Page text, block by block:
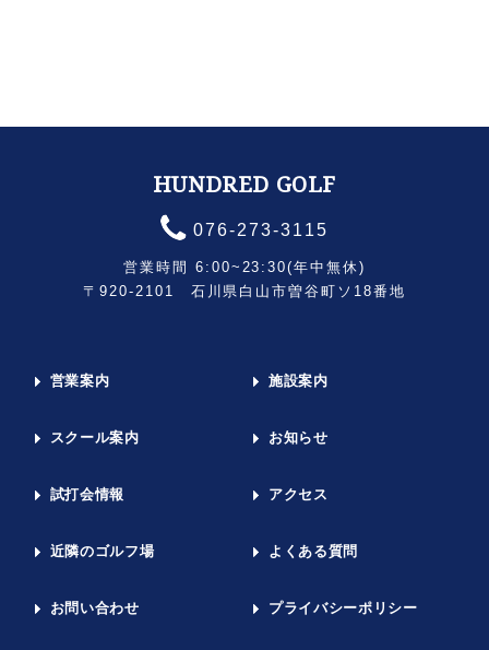
HUNDRED GOLF
076-273-3115
営業時間 6:00~23:30(年中無休)
〒920-2101 石川県白山市曽谷町ソ18番地
営業案内 施設案内
スクール案内 お知らせ
試打会情報 アクセス
近隣のゴルフ場 よくある質問
お問い合わせ プライバシーポリシー